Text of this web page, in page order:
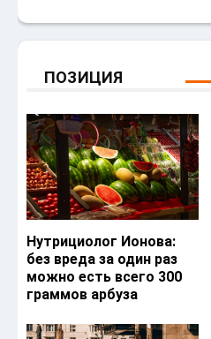
ПОЗИЦИЯ
Нутрициолог Ионова:
без вреда за один раз
можно есть всего 300
граммов арбуза